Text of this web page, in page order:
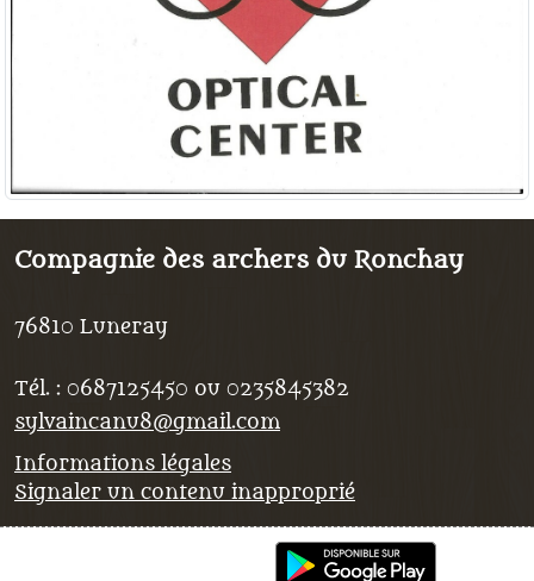
Compagnie des archers du Ronchay
76810 Luneray
Tél. : 0687125450 ou 0235845382
sylvaincanu8@gmail.com
Informations légales
Signaler un contenu inapproprié